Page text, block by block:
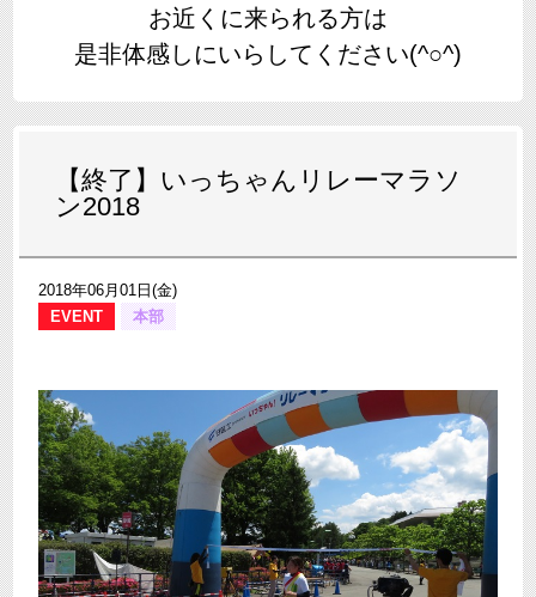
お近くに来られる方は
是非体感しにいらしてください(^○^)
【終了】いっちゃんリレーマラソ
ン2018
2018年06月01日(金)
EVENT
本部